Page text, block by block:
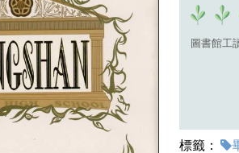
圖書館工
標籤：